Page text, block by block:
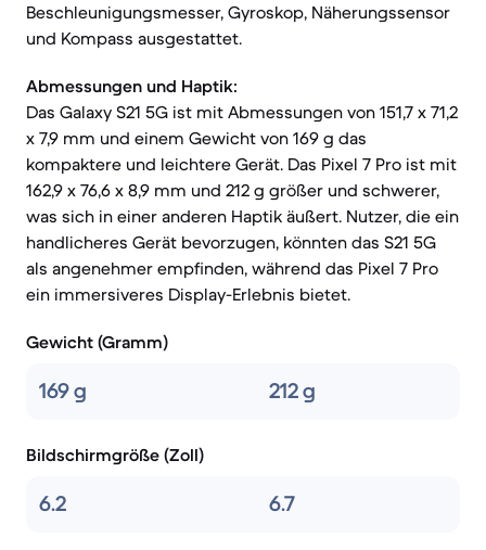
Beschleunigungsmesser, Gyroskop, Näherungssensor
und Kompass ausgestattet.
Abmessungen und Haptik:
Das Galaxy S21 5G ist mit Abmessungen von 151,7 x 71,2
x 7,9 mm und einem Gewicht von 169 g das
kompaktere und leichtere Gerät. Das Pixel 7 Pro ist mit
162,9 x 76,6 x 8,9 mm und 212 g größer und schwerer,
was sich in einer anderen Haptik äußert. Nutzer, die ein
handlicheres Gerät bevorzugen, könnten das S21 5G
als angenehmer empfinden, während das Pixel 7 Pro
ein immersiveres Display-Erlebnis bietet.
Gewicht (Gramm)
169 g 212 g
Bildschirmgröße (Zoll)
6.2 6.7